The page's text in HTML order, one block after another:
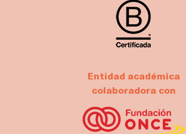
Entidad académica
colaboradora con